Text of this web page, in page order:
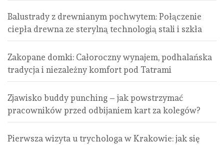
Balustrady z drewnianym pochwytem: Połączenie
ciepła drewna ze sterylną technologią stali i szkła
Zakopane domki: Całoroczny wynajem, podhalańska
tradycja i niezależny komfort pod Tatrami
Zjawisko buddy punching – jak powstrzymać
pracowników przed odbijaniem kart za kolegów?
Pierwsza wizyta u trychologa w Krakowie: jak się